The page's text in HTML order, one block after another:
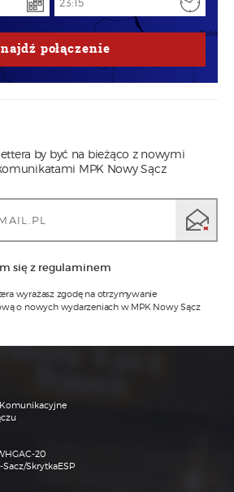
połączenie
by być na bieżąco z nowymi
MPK Nowy Sącz
się z regulaminem
Nowym Sączu z siedzibą przy ul.
tel. nr. 18 473-68-93 lub adresem email:
Pani/Pana danych osobowych będzie się
podstawie art.6 RODO i w celu
W przypadku kierowania do
korespondencji e-mailowej, dane
w tej korespondencji są przetwarzane
celu komunikacji i załatwienia sprawy, której
wyrażasz zgodę na otrzymywanie
o nowych wydarzeniach w MPK Nowy Sącz
20
SkrytkaESP